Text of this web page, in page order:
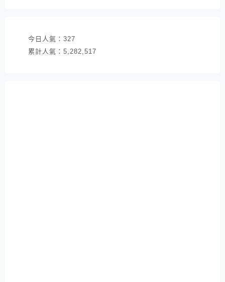
今日人氣： 327
累計人氣： 5,282,517